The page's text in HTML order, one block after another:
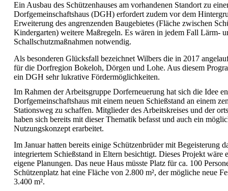
Ein Ausbau des Schützenhauses am vorhandenen Standort zu
Dorfgemeinschaftshaus (DGH) erfordert zudem vor dem
Erweiterung des angrenzenden Baugebietes (Fläche zwischen
Kindergarten) weitere Maßregeln. Es wären in jedem Fall Lärm-
Schallschutzmaßnahmen notwendig.
Als besonderen Glücksfall bezeichnet Wilbers die in 2017
für die Dorfregion Bokeloh, Dörgen und Lohe. Aus diesem
ein DGH sehr lukrative Fördermöglichkeiten.
Im Rahmen der Arbeitsgruppe Dorferneuerung hat sich die Idee
Dorfgemeinschaftshaus mit einem neuen Schießstand an einem
Stationsweg zu schaffen. Mitglieder des Arbeitskreises und der
haben sich bereits mit dieser Thematik befasst und auch ein
Nutzungskonzept erarbeitet.
Im Januar hatten bereits einige Schützenbrüder mit Begeisterung
integriertem Schießstand in Eltern besichtigt. Dieses Projekt wäre
eigene Planungen. Das neue Haus müsste Platz für ca. 100
Schützenplatz hat eine Fläche von 2.800 m², der mögliche neue
3.400 m².